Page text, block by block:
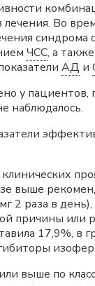
Во
ЧСС, а
АД и
у
наблюдалось.
клинических
выше
2 раза в
причины
17,9%, в
выше по